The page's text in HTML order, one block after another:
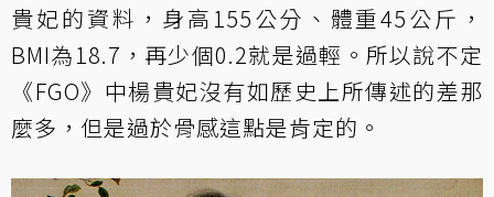
貴妃的資料，身高155公分、體重45公斤，
BMI為18.7，再少個0.2就是過輕。所以說不定
《FGO》中楊貴妃沒有如歷史上所傳述的差那
麼多，但是過於骨感這點是肯定的。